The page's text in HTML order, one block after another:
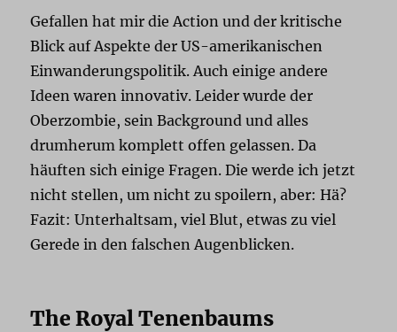
Gefallen hat mir die Action und der kritische
Blick auf Aspekte der US-amerikanischen
Einwanderungspolitik. Auch einige andere
Ideen waren innovativ. Leider wurde der
Oberzombie, sein Background und alles
drumherum komplett offen gelassen. Da
häuften sich einige Fragen. Die werde ich jetzt
nicht stellen, um nicht zu spoilern, aber: Hä?
Fazit: Unterhaltsam, viel Blut, etwas zu viel
Gerede in den falschen Augenblicken.
The Royal Tenenbaums